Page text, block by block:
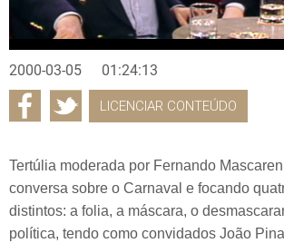
2000-03-05 01:24:13
LICENCIAR CONTEÚDO
Tertúlia moderada por Fernando
conversa sobre o Carnaval e focando
distintos: a folia, a máscara, o
política, tendo como convidados João